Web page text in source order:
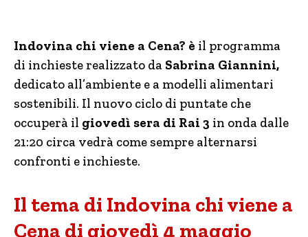
Indovina chi viene a Cena? è il programma
di inchieste realizzato da Sabrina Giannini,
dedicato all’ambiente e a modelli alimentari
sostenibili. Il nuovo ciclo di puntate che
occuperà il giovedì sera di Rai 3 in onda dalle
21:20 circa vedrà come sempre alternarsi
confronti e inchieste.
Il tema di Indovina chi viene a
Cena di giovedì 4 maggio